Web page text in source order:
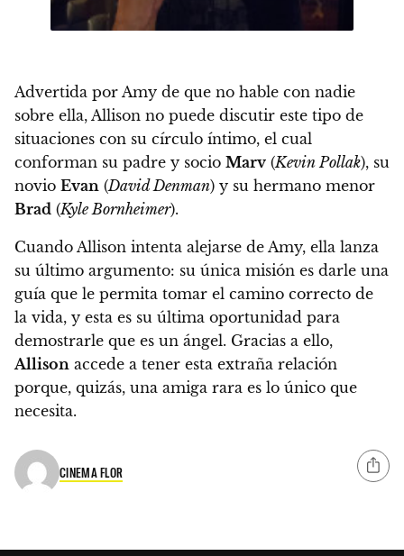
Advertida por Amy de que no hable con nadie
sobre ella, Allison no puede discutir este tipo de
situaciones con su círculo íntimo, el cual
conforman su padre y socio Marv (Kevin Pollak), su
novio Evan (David Denman) y su hermano menor
Brad (Kyle Bornheimer).
Cuando Allison intenta alejarse de Amy, ella lanza
su último argumento: su única misión es darle una
guía que le permita tomar el camino correcto de
la vida, y esta es su última oportunidad para
demostrarle que es un ángel. Gracias a ello,
Allison accede a tener esta extraña relación
porque, quizás, una amiga rara es lo único que
necesita.
CINEMA FLOR